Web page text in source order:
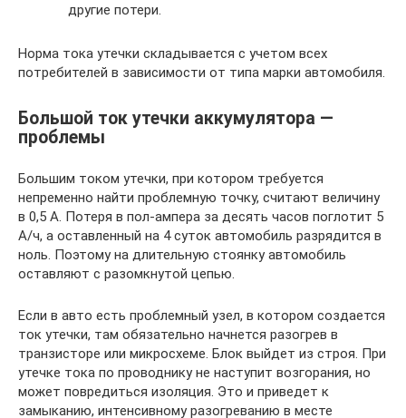
другие потери.
Норма тока утечки складывается с учетом всех
потребителей в зависимости от типа марки автомобиля.
Большой ток утечки аккумулятора —
проблемы
Большим током утечки, при котором требуется
непременно найти проблемную точку, считают величину
в 0,5 А. Потеря в пол-ампера за десять часов поглотит 5
А/ч, а оставленный на 4 суток автомобиль разрядится в
ноль. Поэтому на длительную стоянку автомобиль
оставляют с разомкнутой цепью.
Если в авто есть проблемный узел, в котором создается
ток утечки, там обязательно начнется разогрев в
транзисторе или микросхеме. Блок выйдет из строя. При
утечке тока по проводнику не наступит возгорания, но
может повредиться изоляция. Это и приведет к
замыканию, интенсивному разогреванию в месте